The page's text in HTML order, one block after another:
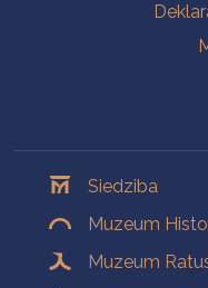
Siedziba
Muzeum
Muzeum